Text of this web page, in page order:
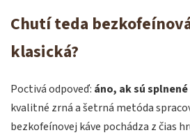
Chutí teda
klasická?
Poctivá odpoveď: áno, ak sú
kvalitné zrná a šetrná metóda
bezkofeínovej káve pochádza z čias